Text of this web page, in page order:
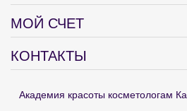
МОЙ СЧЕТ
КОНТАКТЫ
Академия красоты косметологам